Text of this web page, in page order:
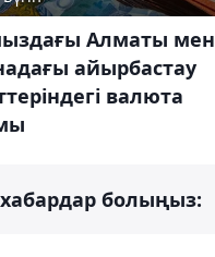
Алматы мен
айырбастау
валюта
болыңыз: